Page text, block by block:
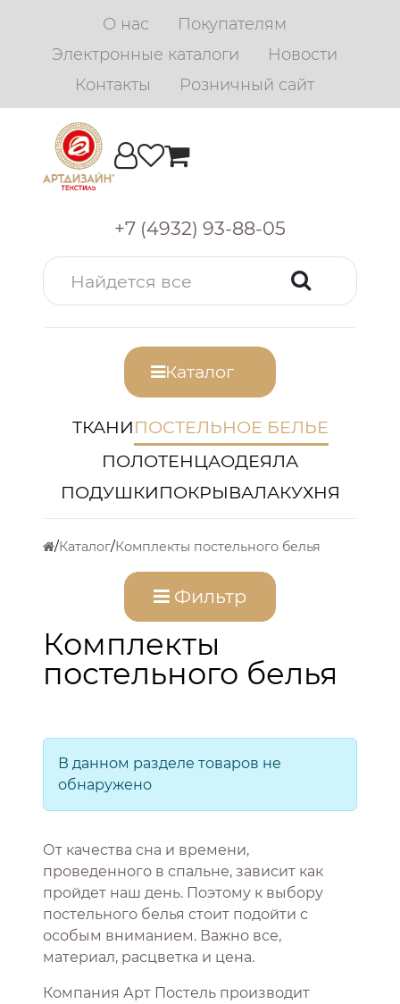
О нас
Покупателям
Электронные каталоги
Новости
Контакты
Розничный сайт
+7 (4932) 93-88-05
Каталог
ТКАНИПОСТЕЛЬНОЕ БЕЛЬЕ
ПОЛОТЕНЦАОДЕЯЛА
ПОДУШКИПОКРЫВАЛАКУХНЯ
Каталог Комплекты постельного белья
Фильтр
Комплекты
постельного белья
В данном разделе товаров не
обнаружено
От качества сна и времени,
проведенного в спальне, зависит как
пройдет наш день. Поэтому к выбору
постельного белья стоит подойти с
особым вниманием. Важно все,
материал, расцветка и цена.
Компания Арт Постель производит